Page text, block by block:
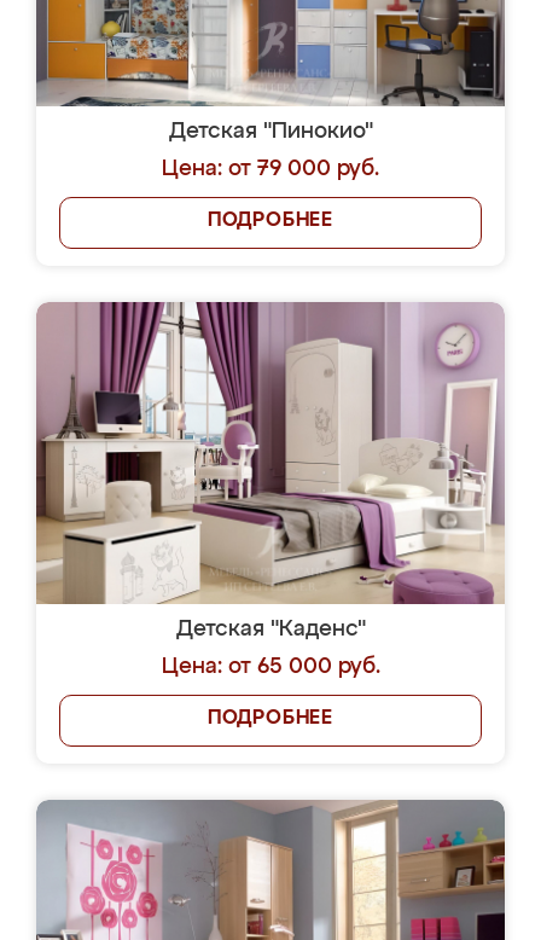
Детская "Пинокио"
Цена: от 79 000 руб.
ПОДРОБНЕЕ
Детская "Каденс"
Цена: от 65 000 руб.
ПОДРОБНЕЕ